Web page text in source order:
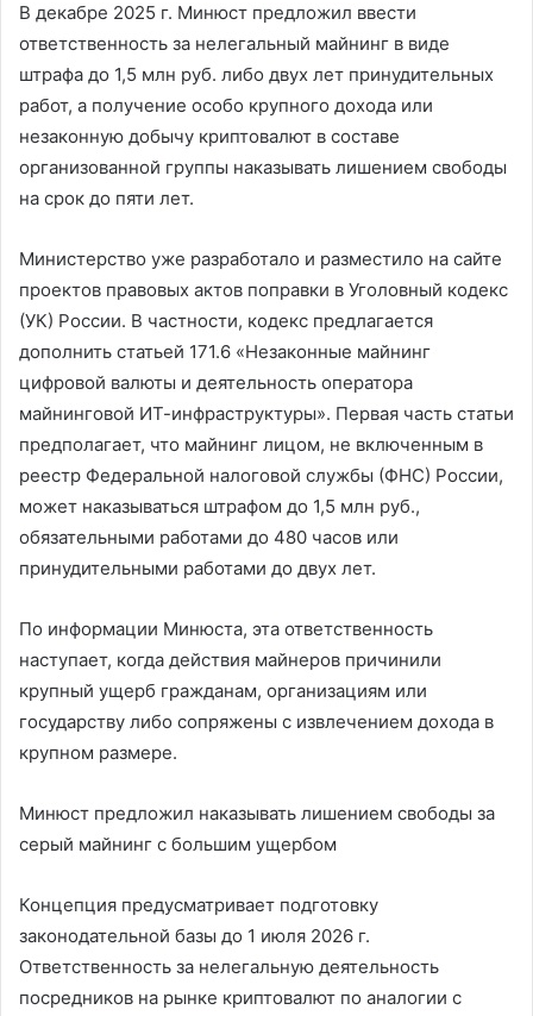
В декабре 2025 г. Минюст предложил ввести
ответственность за нелегальный майнинг в виде
штрафа до 1,5 млн руб. либо двух лет принудительных
работ, а получение особо крупного дохода или
незаконную добычу криптовалют в составе
организованной группы наказывать лишением свободы
на срок до пяти лет.
Министерство уже разработало и разместило на сайте
проектов правовых актов поправки в Уголовный кодекс
(УК) России. В частности, кодекс предлагается
дополнить статьей 171.6 «Незаконные майнинг
цифровой валюты и деятельность оператора
майнинговой ИТ-инфраструктуры». Первая часть статьи
предполагает, что майнинг лицом, не включенным в
реестр Федеральной налоговой службы (ФНС) России,
может наказываться штрафом до 1,5 млн руб.,
обязательными работами до 480 часов или
принудительными работами до двух лет.
По информации Минюста, эта ответственность
наступает, когда действия майнеров причинили
крупный ущерб гражданам, организациям или
государству либо сопряжены с извлечением дохода в
крупном размере.
Минюст предложил наказывать лишением свободы за
серый майнинг с большим ущербом
Концепция предусматривает подготовку
законодательной базы до 1 июля 2026 г.
Ответственность за нелегальную деятельность
посредников на рынке криптовалют по аналогии с